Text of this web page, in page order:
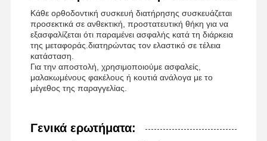
Κάθε ορθοδοντική συσκευή διατήρησης συσκευάζεται
προσεκτικά σε ανθεκτική, προστατευτική θήκη για να
εξασφαλίζεται ότι παραμένει ασφαλής κατά τη διάρκεια
της μεταφοράς.διατηρώντας τον ελαστικό σε τέλεια
κατάσταση.
Για την αποστολή, χρησιμοποιούμε ασφαλείς,
μαλακωμένους φακέλους ή κουτιά ανάλογα με το
μέγεθος της παραγγελίας.
Γενικά ερωτήματα: